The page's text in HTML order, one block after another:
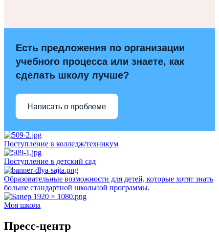
Есть предложения по организации
учебного процесса или знаете, как
сделать школу лучше?
Написать о проблеме
Поступление в колледж/техникум
Поступление в детский сад
Образовательные возможности для детей, которые хотят знать
больше стандартной школьной программы.
Моя школа
Пресс-центр